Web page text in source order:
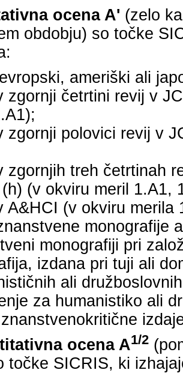
ocena A' (zelo
obdobju) so točke
ameriški ali
zgornji četrtini revij v
zgornji polovici revij v
zgornjih treh četrtinah
(v okviru meril 1.A1,
A&HCI (v okviru merila
monografije
monografiji pri
izdana pri tuji ali
ali
za humanistiko ali
ocena A1/2
točke SICRIS, ki